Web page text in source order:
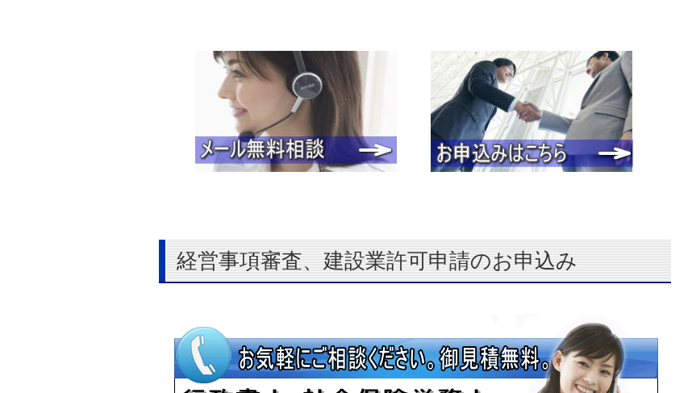
経営事項審査、建設業許可申請のお申込み